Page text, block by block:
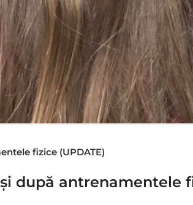
fizice (UPDATE)
după antrenamentele